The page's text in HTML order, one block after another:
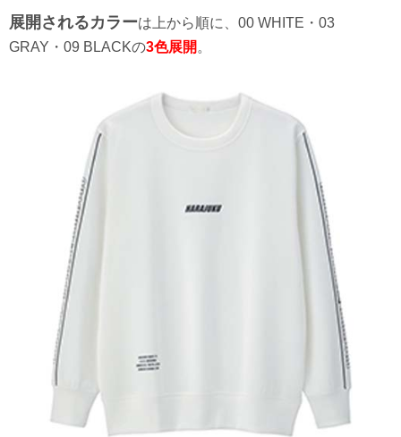
展開されるカラーは上から順に、00 WHITE・03
GRAY・09 BLACKの3色展開 。